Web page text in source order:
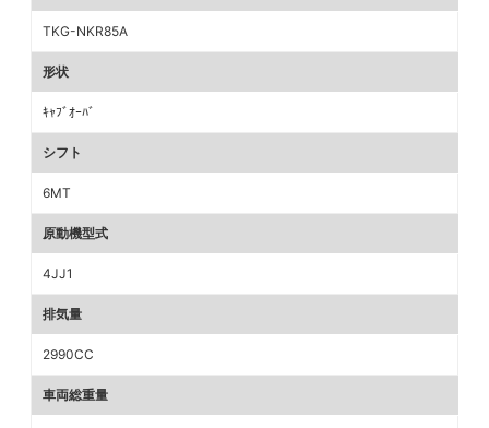
TKG-NKR85A
形状
ｷｬﾌﾞｵｰﾊﾞ
シフト
6MT
原動機型式
4JJ1
排気量
2990CC
車両総重量